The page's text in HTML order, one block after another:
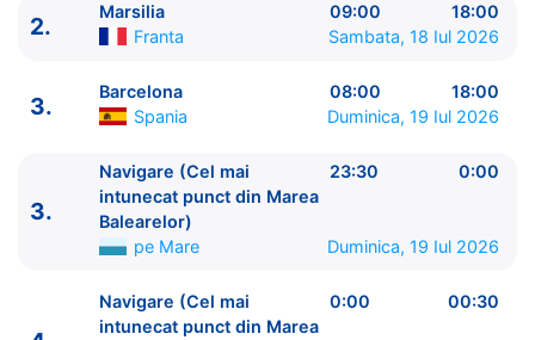
ITINERARIU
Ziua | Portul | Sosire - Plecare
----------------------------------------
Genova Italia ⚓ - 17:30
06:00 - 07:00
2.
Marsilia Franta 09:00 - 18:00
2.
Marsilia 09:00
18:00
Franta
Sambata, 18 Iul 2026
3.
Barcelona 08:00
18:00
Spania
Duminica, 19 Iul 2026
3.
Navigare (Cel mai
intunecat punct din Marea
Balearelor)
23:30 0:00
pe Mare Duminica, 19 Iul 2026
Navigare (Cel mai
intunecat punct din Marea
0:00 00:30